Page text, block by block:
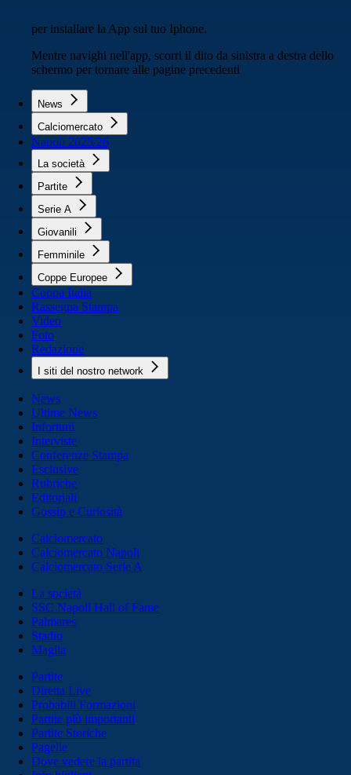
per installare la App sul tuo Iphone.
Mentre navighi nell'app, scorri il dito da sinistra a destra dello
schermo per tornare alle pagine precedenti
News
Calciomercato
Napoli 2025/26
La società
Partite
Serie A
Giovanili
Femminile
Coppe Europee
Coppa Italia
Rassegna Stampa
Video
Foto
Redazione
I siti del nostro network
News
Ultime News
Infortuni
Interviste
Conferenze Stampa
Esclusive
Rubriche
Editoriali
Gossip e Curiosità
Calciomercato
Calciomercato Napoli
Calciomercato Serie A
La società
SSC Napoli Hall of Fame
Palmares
Stadio
Maglia
Partite
Diretta Live
Probabili Formazioni
Partite più importanti
Partite Storiche
Pagelle
Dove vedere la partita